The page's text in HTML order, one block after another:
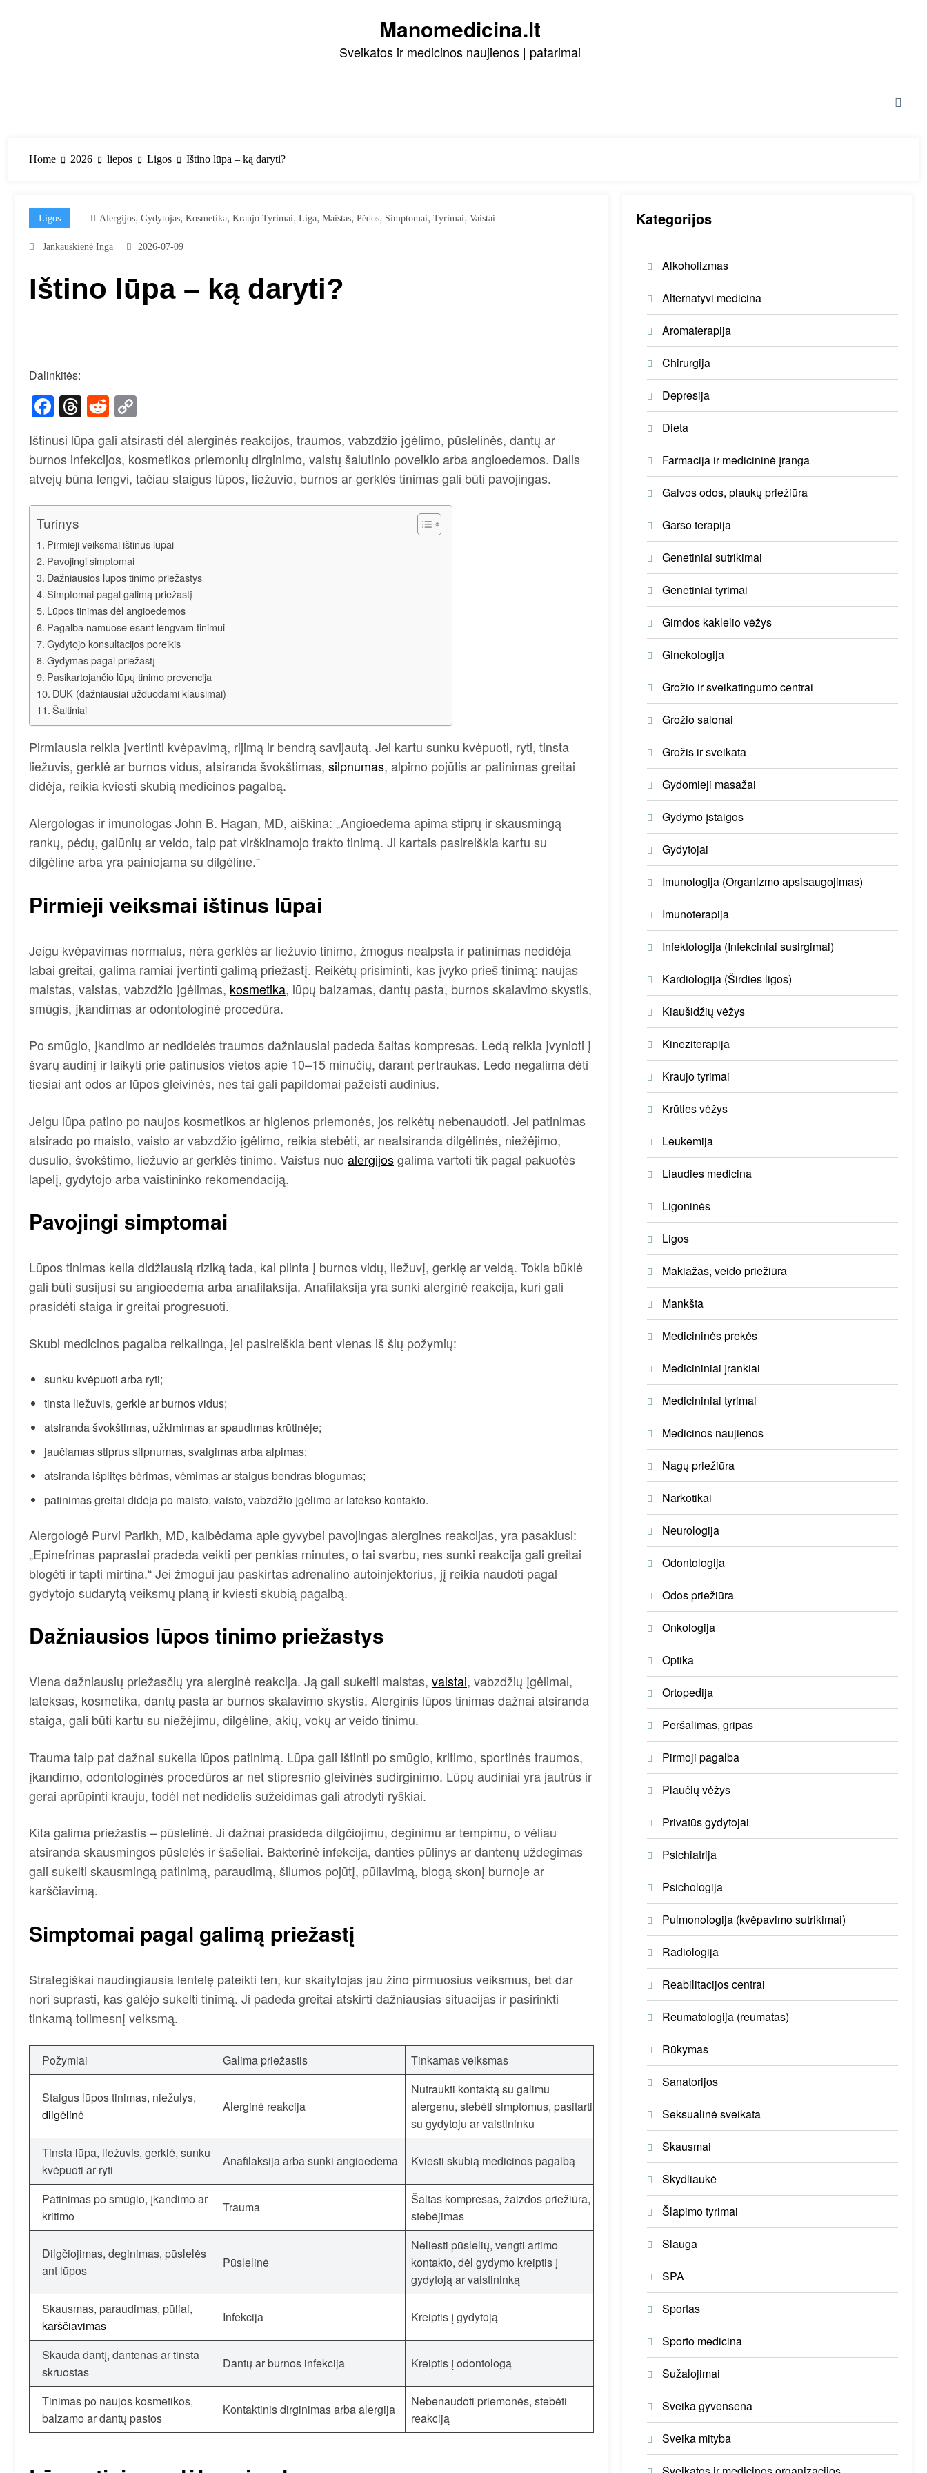
Manomedicina.lt
Sveikatos ir medicinos naujienos | patarimai
Home 2026 liepos Ligos Ištino lūpa – ką daryti?
Ligos Alergijos, Gydytojas, Kosmetika, Kraujo Tyrimai, Liga, Maistas, Pėdos, Simptomai, Tyrimai, Vaistai
Jankauskienė Inga 2026-07-09
Ištino lūpa – ką daryti?
Dalinkitės:
Facebook
Threads
Reddit
Link
Ištinusi lūpa gali atsirasti dėl alerginės reakcijos, traumos, vabzdžio įgėlimo, pūslelinės, dantų ar
burnos infekcijos, kosmetikos priemonių dirginimo, vaistų šalutinio poveikio arba angioedemos. Dalis
atvejų būna lengvi, tačiau staigus lūpos, liežuvio, burnos ar gerklės tinimas gali būti pavojingas.
Turinys
Pirmieji veiksmai ištinus lūpai
Pavojingi simptomai
Dažniausios lūpos tinimo priežastys
Simptomai pagal galimą priežastį
Lūpos tinimas dėl angioedemos
Pagalba namuose esant lengvam tinimui
Gydytojo konsultacijos poreikis
Gydymas pagal priežastį
Pasikartojančio lūpų tinimo prevencija
DUK (dažniausiai užduodami klausimai)
Šaltiniai
Pirmiausia reikia įvertinti kvėpavimą, rijimą ir bendrą savijautą. Jei kartu sunku kvėpuoti, ryti, tinsta
liežuvis, gerklė ar burnos vidus, atsiranda švokštimas, silpnumas, alpimo pojūtis ar patinimas greitai
didėja, reikia kviesti skubią medicinos pagalbą.
Alergologas ir imunologas John B. Hagan, MD, aiškina: „Angioedema apima stiprų ir skausmingą
rankų, pėdų, galūnių ar veido, taip pat virškinamojo trakto tinimą. Ji kartais pasireiškia kartu su
dilgėline arba yra painiojama su dilgėline.“
Pirmieji veiksmai ištinus lūpai
Jeigu kvėpavimas normalus, nėra gerklės ar liežuvio tinimo, žmogus nealpsta ir patinimas nedidėja
labai greitai, galima ramiai įvertinti galimą priežastį. Reikėtų prisiminti, kas įvyko prieš tinimą: naujas
maistas, vaistas, vabzdžio įgėlimas, kosmetika, lūpų balzamas, dantų pasta, burnos skalavimo skystis,
smūgis, įkandimas ar odontologinė procedūra.
Po smūgio, įkandimo ar nedidelės traumos dažniausiai padeda šaltas kompresas. Ledą reikia įvynioti į
švarų audinį ir laikyti prie patinusios vietos apie 10–15 minučių, darant pertraukas. Ledo negalima dėti
tiesiai ant odos ar lūpos gleivinės, nes tai gali papildomai pažeisti audinius.
Jeigu lūpa patino po naujos kosmetikos ar higienos priemonės, jos reikėtų nebenaudoti. Jei patinimas
atsirado po maisto, vaisto ar vabzdžio įgėlimo, reikia stebėti, ar neatsiranda dilgėlinės, niežėjimo,
dusulio, švokštimo, liežuvio ar gerklės tinimo. Vaistus nuo alergijosgalima vartoti tik pagal pakuotės
lapelį, gydytojo arba vaistininko rekomendaciją.
Pavojingi simptomai
Lūpos tinimas kelia didžiausią riziką tada, kai plinta į burnos vidų, liežuvį, gerklę ar veidą. Tokia būklė
gali būti susijusi su angioedema arba anafilaksija. Anafilaksija yra sunki alerginė reakcija, kuri gali
prasidėti staiga ir greitai progresuoti.
Skubi medicinos pagalba reikalinga, jei pasireiškia bent vienas iš šių požymių:
sunku kvėpuoti arba ryti;
tinsta liežuvis, gerklė ar burnos vidus;
atsiranda švokštimas, užkimimas ar spaudimas krūtinėje;
jaučiamas stiprus silpnumas, svaigimas arba alpimas;
atsiranda išplitęs bėrimas, vėmimas ar staigus bendras blogumas;
patinimas greitai didėja po maisto, vaisto, vabzdžio įgėlimo ar latekso kontakto.
Alergologė Purvi Parikh, MD, kalbėdama apie gyvybei pavojingas alergines reakcijas, yra pasakiusi:
„Epinefrinas paprastai pradeda veikti per penkias minutes, o tai svarbu, nes sunki reakcija gali greitai
blogėti ir tapti mirtina.“ Jei žmogui jau paskirtas adrenalino autoinjektorius, jį reikia naudoti pagal
gydytojo sudarytą veiksmų planą ir kviesti skubią pagalbą.
Dažniausios lūpos tinimo priežastys
Viena dažniausių priežasčių yra alerginė reakcija. Ją gali sukelti maistas, vaistai, vabzdžių įgėlimai,
lateksas, kosmetika, dantų pasta ar burnos skalavimo skystis. Alerginis lūpos tinimas dažnai atsiranda
staiga, gali būti kartu su niežėjimu, dilgėline, akių, vokų ar veido tinimu.
Trauma taip pat dažnai sukelia lūpos patinimą. Lūpa gali ištinti po smūgio, kritimo, sportinės traumos,
įkandimo, odontologinės procedūros ar net stipresnio gleivinės sudirginimo. Lūpų audiniai yra jautrūs ir
gerai aprūpinti krauju, todėl net nedidelis sužeidimas gali atrodyti ryškiai.
Kita galima priežastis – pūslelinė. Ji dažnai prasideda dilgčiojimu, deginimu ar tempimu, o vėliau
atsiranda skausmingos pūslelės ir šašeliai. Bakterinė infekcija, danties pūlinys ar dantenų uždegimas
gali sukelti skausmingą patinimą, paraudimą, šilumos pojūtį, pūliavimą, blogą skonį burnoje ar
karščiavimą.
Simptomai pagal galimą priežastį
Strategiškai naudingiausia lentelę pateikti ten, kur skaitytojas jau žino pirmuosius veiksmus, bet dar
nori suprasti, kas galėjo sukelti tinimą. Ji padeda greitai atskirti dažniausias situacijas ir pasirinkti
tinkamą tolimesnį veiksmą.
Požymiai Galima priežastis Tinkamas veiksmas
Staigus lūpos tinimas, niežulys,
dilgėlinė
Alerginė reakcija
Nutraukti kontaktą su galimu
alergenu, stebėti simptomus, pasitarti
su gydytoju ar vaistininku
Tinsta lūpa, liežuvis, gerklė, sunku
kvėpuoti ar ryti
Anafilaksija arba sunki angioedema Kviesti skubią medicinos pagalbą
Patinimas po smūgio, įkandimo ar
kritimo
Trauma
Šaltas kompresas, žaizdos priežiūra,
stebėjimas
Dilgčiojimas, deginimas, pūslelės
ant lūpos
Pūslelinė
Neliesti pūslelių, vengti artimo
kontakto, dėl gydymo kreiptis į
gydytoją ar vaistininką
Skausmas, paraudimas, pūliai,
karščiavimas
Infekcija Kreiptis į gydytoją
Skauda dantį, dantenas ar tinsta
skruostas
Dantų ar burnos infekcija Kreiptis į odontologą
Tinimas po naujos kosmetikos,
balzamo ar dantų pastos
Kontaktinis dirginimas arba alergija
Nebenaudoti priemonės, stebėti
reakciją
Kategorijos
Alkoholizmas
Alternatyvi medicina
Aromaterapija
Chirurgija
Depresija
Dieta
Farmacija ir medicininė įranga
Galvos odos, plaukų priežiūra
Garso terapija
Genetiniai sutrikimai
Genetiniai tyrimai
Gimdos kaklelio vėžys
Ginekologija
Grožio ir sveikatingumo centrai
Grožio salonai
Grožis ir sveikata
Gydomieji masažai
Gydymo įstaigos
Gydytojai
Imunologija (Organizmo apsisaugojimas)
Imunoterapija
Infektologija (Infekciniai susirgimai)
Kardiologija (Širdies ligos)
Kiaušidžių vėžys
Kineziterapija
Kraujo tyrimai
Krūties vėžys
Leukemija
Liaudies medicina
Ligoninės
Ligos
Makiažas, veido priežiūra
Mankšta
Medicininės prekės
Medicininiai įrankiai
Medicininiai tyrimai
Medicinos naujienos
Nagų priežiūra
Narkotikai
Neurologija
Odontologija
Odos priežiūra
Onkologija
Optika
Ortopedija
Peršalimas, gripas
Pirmoji pagalba
Plaučių vėžys
Privatūs gydytojai
Psichiatrija
Psichologija
Pulmonologija (kvėpavimo sutrikimai)
Radiologija
Reabilitacijos centrai
Reumatologija (reumatas)
Rūkymas
Sanatorijos
Seksualinė sveikata
Skausmai
Skydliaukė
Šlapimo tyrimai
Slauga
SPA
Sportas
Sporto medicina
Sužalojimai
Sveika gyvensena
Sveika mityba